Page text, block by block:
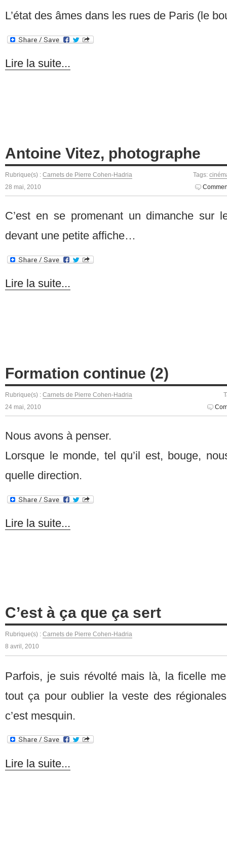
L’état des âmes dans les rues de Paris (le
Lire la suite...
Antoine Vitez, photographe
Rubrique(s) : Carnets de Pierre Cohen-Hadria Tags:
28 mai, 2010
C’est en se promenant un dimanche sur
devant une petite affiche…
Lire la suite...
Formation continue (2)
Rubrique(s) : Carnets de Pierre Cohen-Hadria
24 mai, 2010
Nous avons à penser.
Lorsque le monde, tel qu’il est, bouge,
quelle direction.
Lire la suite...
C’est à ça que ça sert
Rubrique(s) : Carnets de Pierre Cohen-Hadria
8 avril, 2010
Parfois, je suis révolté mais là, la ficelle
tout ça pour oublier la veste des
c’est mesquin.
Lire la suite...